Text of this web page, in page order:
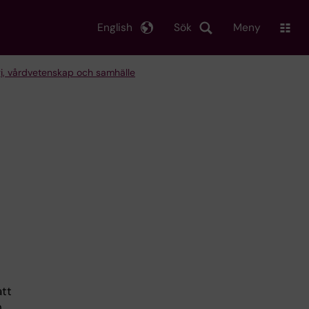
Sök
English Meny
vårdvetenskap och samhälle